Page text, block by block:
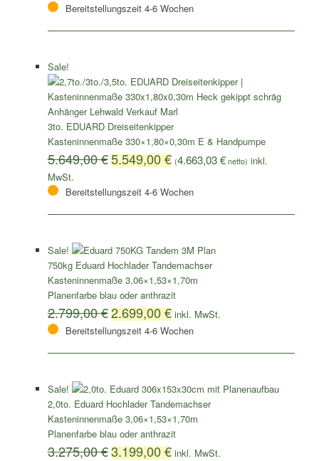
Bereitstellungszeit 4-6 Wochen
Sale!
3to. EDUARD Dreiseitenkipper
Kasteninnenmaße 330×1,80×0,30m E & Handpumpe
5.649,00€5.549,00€ (4.663,03€netto)
Bereitstellungszeit 4-6 Wochen
Sale!
750kg Eduard Hochlader Tandemachser
Kasteninnenmaße 3,06×1,53×1,70m
Planenfarbe blau oder anthrazit
2.799,00€2.699,00€
Bereitstellungszeit 4-6 Wochen
Sale!
2,0to. Eduard Hochlader Tandemachser
Kasteninnenmaße 3,06×1,53×1,70m
Planenfarbe blau oder anthrazit
3.275,00€3.199,00€